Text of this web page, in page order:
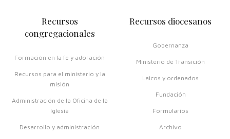
Recursos
congregacionales
Formación en la fe y adoración
Recursos para el ministerio y la
misión
Administración de la Oficina de la
Iglesia
Desarrollo y administración
Recursos diocesanos
Gobernanza
Ministerio de Transición
Laicos y ordenados
Fundación
Formularios
Archivo